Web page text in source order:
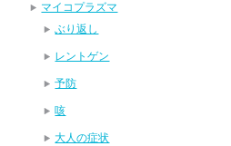
マイコプラズマ
ぶり返し
レントゲン
予防
咳
大人の症状